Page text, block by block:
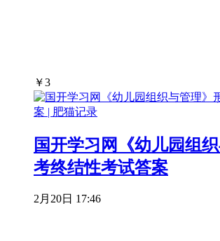
￥3
国开学习网《幼儿园组
考终结性考试答案
2月20日 17:46